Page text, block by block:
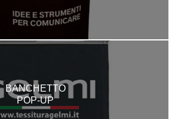
BANCHETTO
POP-UP